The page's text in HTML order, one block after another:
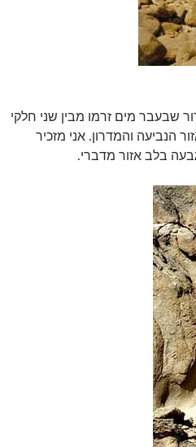
שבעבר מים זרמו מבין שני חלקי
הנביעה והמדרון. אני מזכיר
בלב אזור מדברי.